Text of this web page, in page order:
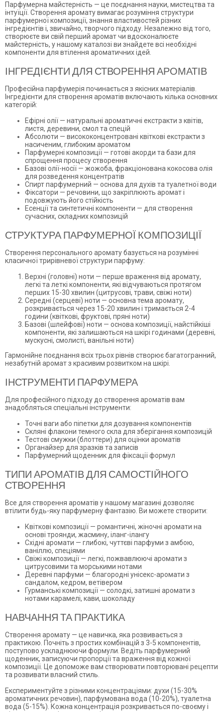
Парфумерна майстерність — це поєднання науки, мистецтва та
інтуїції. Створення аромату вимагає розуміння структури
парфумерної композиції, знання властивостей різних
інгредієнтів і, звичайно, творчого підходу. Незалежно від того,
створюєте ви свій перший аромат чи вдосконалюєте
майстерність, у нашому каталозі ви знайдете всі необхідні
компоненти для втілення ароматичних ідей.
ІНГРЕДІЄНТИ ДЛЯ СТВОРЕННЯ АРОМАТІВ
Професійна парфумерія починається з якісних матеріалів.
Інгредієнти для створення ароматів включають кілька основних
категорій:
Ефірні олії — натуральні ароматичні екстракти з квітів,
листя, деревини, смол та спецій
Абсолюти — висококонцентровані квіткові екстракти з
насиченим, глибоким ароматом
Парфумерні композиції — готові акорди та бази для
спрощення процесу створення
Базові олії-носії — жожоба, фракціонована кокосова олія
для розведення концентратів
Спирт парфумерний — основа для духів та туалетної води
Фіксатори — речовини, що закріплюють аромат і
подовжують його стійкість
Есенції та синтетичні компоненти — для створення
сучасних, складних композицій
СТРУКТУРА ПАРФУМЕРНОЇ КОМПОЗИЦІЇ
Створення персонального аромату базується на розумінні
класичної трирівневої структури парфуму:
Верхні (головні) ноти — перше враження від аромату,
легкі та леткі компоненти, які відчуваються протягом
перших 15-30 хвилин (цитрусові, трави, свіжі ноти)
Середні (серцеві) ноти — основна тема аромату,
розкривається через 15-20 хвилин і тримається 2-4
години (квіткові, фруктові, пряні ноти)
Базові (шлейфові) ноти — основа композиції, найстійкіші
компоненти, які залишаються на шкірі годинами (деревні,
мускусні, смолисті, ванільні ноти)
Гармонійне поєднання всіх трьох рівнів створює багатогранний,
незабутній аромат з красивим розвитком на шкірі.
ІНСТРУМЕНТИ ПАРФУМЕРА
Для професійного підходу до створення ароматів вам
знадобляться спеціальні інструменти:
Точні ваги або піпетки для дозування компонентів
Скляні флакони темного скла для зберігання композицій
Тестові смужки (блоттери) для оцінки ароматів
Органайзер для зразків та записів
Парфумерний щоденник для фіксації формул
ТИПИ АРОМАТІВ ДЛЯ САМОСТІЙНОГО
СТВОРЕННЯ
Все для створення ароматів у нашому магазині дозволяє
втілити будь-яку парфумерну фантазію. Ви можете створити:
Квіткові композиції — романтичні, жіночні аромати на
основі троянди, жасмину, іланг-ілангу
Східні аромати — глибокі, чуттєві парфуми з амбою,
ваніллю, спеціями
Свіжі композиції — легкі, пожвавлюючі аромати з
цитрусовими та морськими нотами
Деревні парфуми — благородні унісекс-аромати з
сандалом, кедром, ветівером
Гурманські композиції — солодкі, затишні аромати з
нотами карамелі, кави, шоколаду
НАВЧАННЯ ТА ПРАКТИКА
Створення аромату — це навичка, яка розвивається з
практикою. Почніть з простих комбінацій з 3-5 компонентів,
поступово ускладнюючи формули. Ведіть парфумерний
щоденник, записуючи пропорції та враження від кожної
композиції. Це допоможе вам створювати повторювані рецепти
та розвивати власний стиль.
Експериментуйте з різними концентраціями: духи (15-30%
ароматичних речовин), парфумована вода (10-20%), туалетна
вода (5-15%). Кожна концентрація розкривається по-своєму і